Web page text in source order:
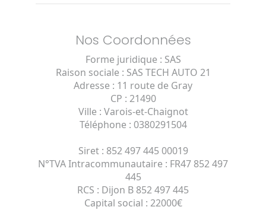
Nos Coordonnées
Forme juridique : SAS
Raison sociale : SAS TECH AUTO 21
Adresse : 11 route de Gray
CP : 21490
Ville : Varois-et-Chaignot
Téléphone : 0380291504
Siret : 852 497 445 00019
N°TVA Intracommunautaire : FR47 852 497
445
RCS : Dijon B 852 497 445
Capital social : 22000€